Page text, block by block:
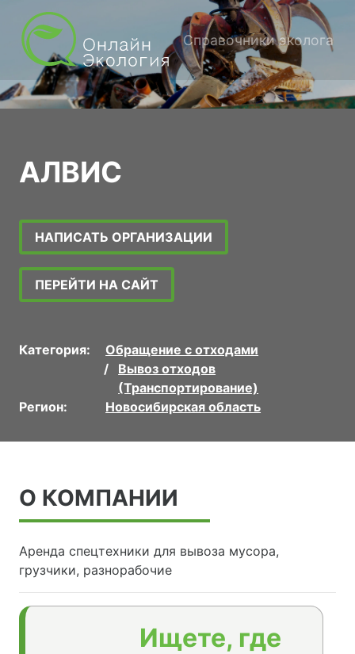
Справочники эколога
АЛВИС
НАПИСАТЬ ОРГАНИЗАЦИИ
ПЕРЕЙТИ НА САЙТ
Категория:
Обращение с отходами
Вывоз отходов
(Транспортирование)
Регион:
Новосибирская область
О КОМПАНИИ
Аренда спецтехники для вывоза мусора,
грузчики, разнорабочие
Ищете, где